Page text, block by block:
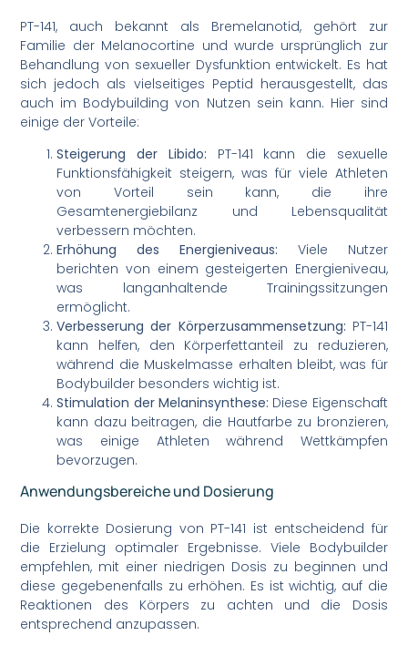
PT-141, auch bekannt als Bremelanotid, gehört zur
Familie der Melanocortine und wurde ursprünglich zur
Behandlung von sexueller Dysfunktion entwickelt. Es hat
sich jedoch als vielseitiges Peptid herausgestellt, das
auch im Bodybuilding von Nutzen sein kann. Hier sind
einige der Vorteile:
Steigerung der Libido: PT-141 kann die sexuelle
Funktionsfähigkeit steigern, was für viele Athleten
von Vorteil sein kann, die ihre
Gesamtenergiebilanz und Lebensqualität
verbessern möchten.
Erhöhung des Energieniveaus: Viele Nutzer
berichten von einem gesteigerten Energieniveau,
was langanhaltende Trainingssitzungen
ermöglicht.
Verbesserung der Körperzusammensetzung: PT-141
kann helfen, den Körperfettanteil zu reduzieren,
während die Muskelmasse erhalten bleibt, was für
Bodybuilder besonders wichtig ist.
Stimulation der Melaninsynthese: Diese Eigenschaft
kann dazu beitragen, die Hautfarbe zu bronzieren,
was einige Athleten während Wettkämpfen
bevorzugen.
Anwendungsbereiche und Dosierung
Die korrekte Dosierung von PT-141 ist entscheidend für
die Erzielung optimaler Ergebnisse. Viele Bodybuilder
empfehlen, mit einer niedrigen Dosis zu beginnen und
diese gegebenenfalls zu erhöhen. Es ist wichtig, auf die
Reaktionen des Körpers zu achten und die Dosis
entsprechend anzupassen.